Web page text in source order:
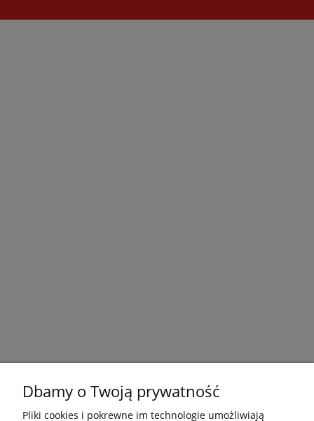
Dbamy o Twoją prywatność
Pliki cookies i pokrewne im technologie umożliwiają